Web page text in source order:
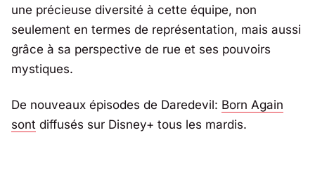
une précieuse diversité à cette équipe, non
seulement en termes de représentation, mais aussi
grâce à sa perspective de rue et ses pouvoirs
mystiques.
De nouveaux épisodes de Daredevil: Born Again
sont diffusés sur Disney+ tous les mardis.